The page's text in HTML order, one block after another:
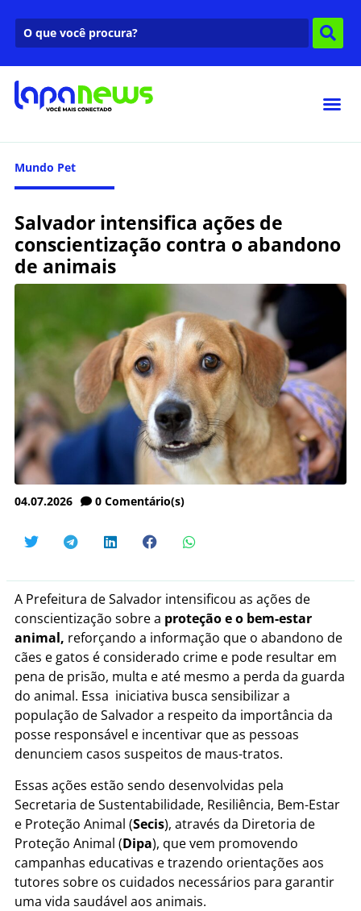
Mundo Pet
Salvador intensifica ações de
conscientização contra o abandono
de animais
04.07.2026 0 Comentário(s)
A Prefeitura de Salvador intensificou as ações de
conscientização sobre a proteção e o bem-estar
animal, reforçando a informação que o abandono de
cães e gatos é considerado crime e pode resultar em
pena de prisão, multa e até mesmo a perda da guarda
do animal. Essa iniciativa busca sensibilizar a
população de Salvador a respeito da importância da
posse responsável e incentivar que as pessoas
denunciem casos suspeitos de maus-tratos.
Essas ações estão sendo desenvolvidas pela
Secretaria de Sustentabilidade, Resiliência, Bem-Estar
e Proteção Animal (Secis), através da Diretoria de
Proteção Animal (Dipa), que vem promovendo
campanhas educativas e trazendo orientações aos
tutores sobre os cuidados necessários para garantir
uma vida saudável aos animais.